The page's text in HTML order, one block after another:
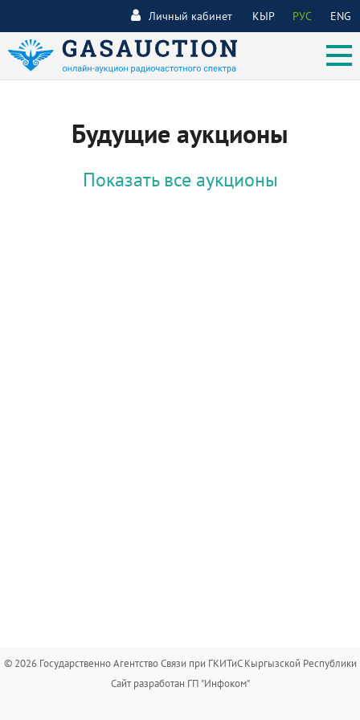
КЫР РУС ENG
Личный кабинет
Будущие аукционы
Показать все аукционы
© 2026 Государственно Агентство Связи при ГКИТиС Кыргызской Республики
Сайт разработан ГП "Инфоком"